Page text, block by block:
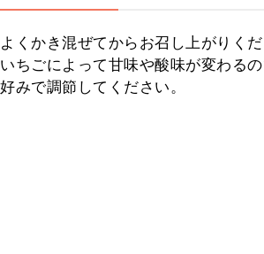
よくかき混ぜてからお召し上がりくだ
いちごによって甘味や酸味が変わる
好みで調節してください。